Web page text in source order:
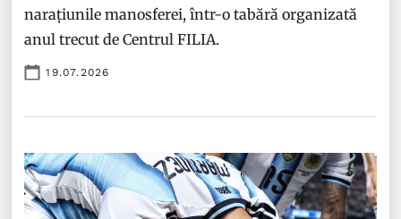
narațiunile manosferei, într-o tabără organizată
anul trecut de Centrul FILIA.
19.07.2026